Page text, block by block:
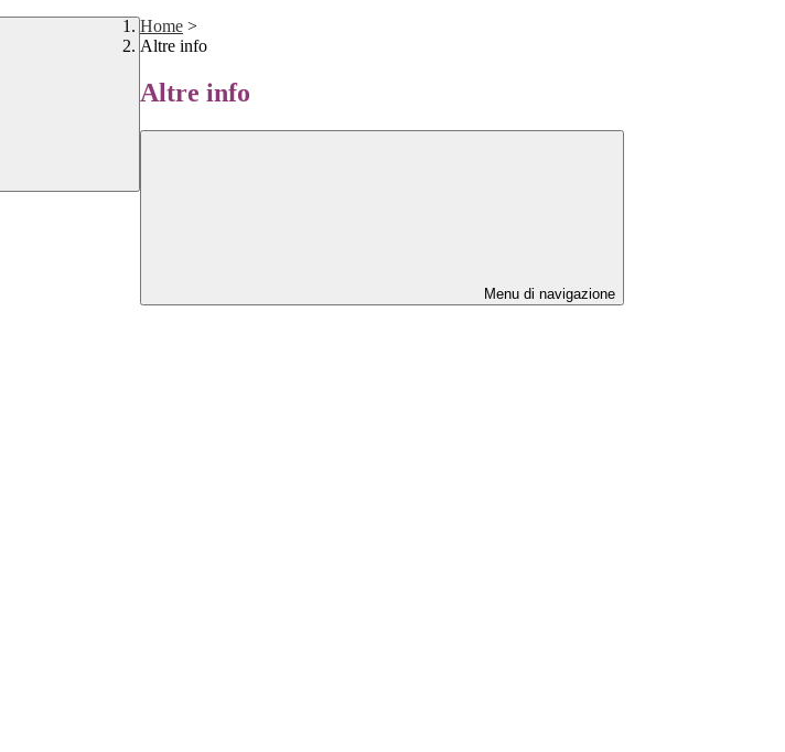
Home >
Altre info
Altre info
Menu di navigazione